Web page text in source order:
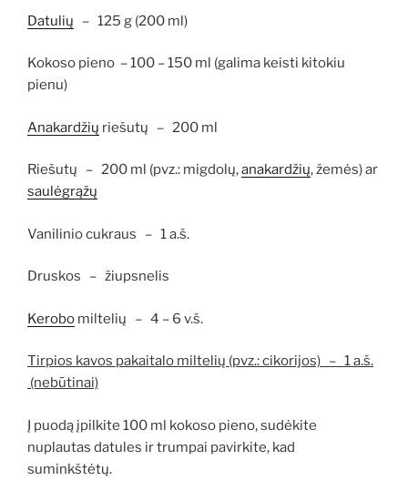
Datulių – 125 g (200 ml)
Kokoso pieno – 100 – 150 ml (galima keisti kitokiu
pienu)
Anakardžių riešutų – 200 ml
Riešutų – 200 ml (pvz.: migdolų,anakardžių, žemės) ar
saulėgrąžų
Vanilinio cukraus – 1 a.š.
Druskos – žiupsnelis
Kerobo miltelių – 4 – 6 v.š.
Tirpios kavos pakaitalo miltelių (pvz.: cikorijos) – 1 a.š.
(nebūtinai)
Į puodą įpilkite 100 ml kokoso pieno, sudėkite
nuplautas datules ir trumpai pavirkite, kad
suminkštėtų.